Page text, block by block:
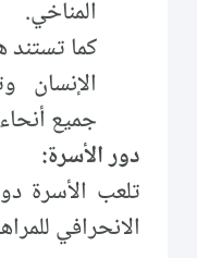
المناخي.
كما
الإنسان
جميع
دور الأسرة:
تلعب الأسرة
الانحرافي